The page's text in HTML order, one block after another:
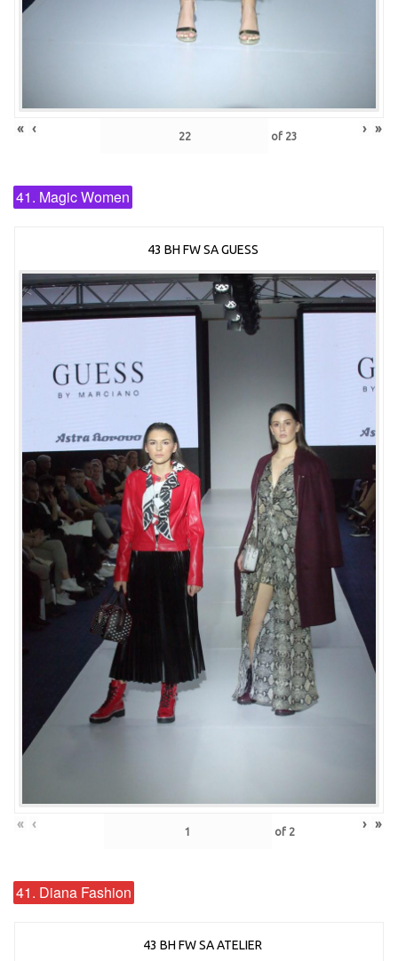
« ‹ of 23 › »
41. Magic Women
43 BH FW SA GUESS
« ‹ of 2 › »
41. Diana Fashion
43 BH FW SA ATELIER